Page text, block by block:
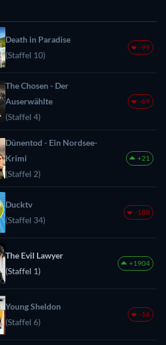
Death in Paradise
(Staffel 10)
-99
The Chosen - Der
Auserwählte
(Staffel 4)
-69
Dünentod - Ein Nordsee-
Krimi
(Staffel 2)
+21
Ducktv
(Staffel 34)
-188
The Evil Lawyer
(Staffel 1)
+1904
Young Sheldon
(Staffel 6)
-16